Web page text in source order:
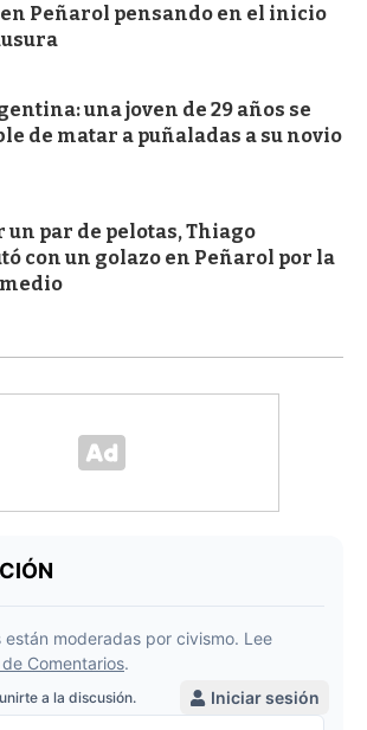
Peñarol pensando en el inicio
una joven de 29 años se
de matar a puñaladas a su novio
un par de pelotas, Thiago
con un golazo en Peñarol por la